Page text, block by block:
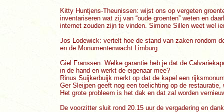
Kitty Huntjens-Theunissen: wijst ons op vergeten
inventariseren wat zij van “oude groenten” weten en
internet zouden zijn te vinden. Simone Sillen weet wel
Jos Lodewick: vertelt hoe de stand van zaken rondom
en de Monumentenwacht Limburg.
Giel Franssen: Welke garantie heb je dat de
in de hand en werkt de eigenaar mee?
Rinus Suijkerbuijk merkt op dat de kapel een
Ger Sleijpen geeft nog een toelichting op de
Het grote probleem is het dak en dat zal worden
De voorzitter sluit rond 20.15 uur de vergadering en